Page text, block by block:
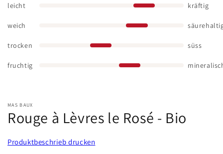
leicht kräftig
weich
trocken süss
fruchtig
MAS BAUX
Rouge à Lèvres le Rosé - Bio
Produktbeschrieb drucken